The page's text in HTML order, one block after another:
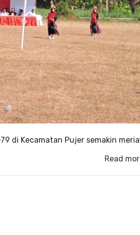
di Kecamatan Pujer semakin
Read